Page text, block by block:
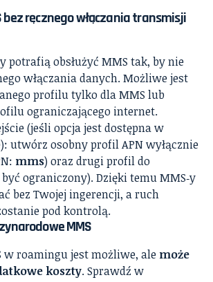
bez ręcznego włączania transmisji
potrafią obsłużyć MMS tak, by nie
włączania danych. Możliwe jest
profilu tylko dla MMS lub
ograniczającego internet.
(jeśli opcja jest dostępna w
utwórz osobny profil APN wyłącznie
mms) oraz drugi profil do
ograniczony). Dzięki temu MMS‑y
bez Twojej ingerencji, a ruch
pod kontrolą.
MMS
w roamingu jest możliwe, ale może
koszty. Sprawdź w